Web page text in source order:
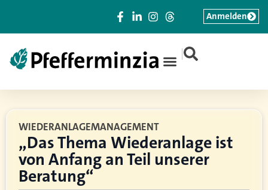
|
Anmelden
WIEDERANLAGEMANAGEMENT
„Das Thema Wiederanlage ist
von Anfang an Teil unserer
Beratung“